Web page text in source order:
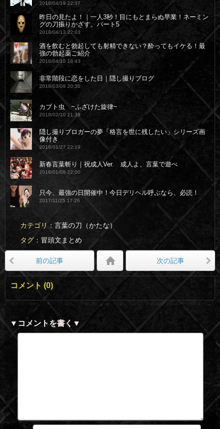
2018/04/19 22:37
昨日の見たよ！｜一人3秒！目にもとまらぬ早業！ネーミン
グの刀振りかざす。パート5
2018/04/13 22:03
酒を飲むと勃起しても射精できない？酔ってもイケる！最
強の勃起薬ご紹介
2018/04/10 18:43
非常階段に恋をした日｜隠し撮りブログ
2018/03/09 20:30
カブト虫 ~ふざけた旋律~
2018/02/10 21:39
隠し撮りブロガーの夢「格言を世に残したい」シリーズ画
像付き
2018/01/27 22:19
新春言葉斬り｜祝成人Ver. 成人よ、言葉で遊べ
2018/01/08 22:00
只今、最強の日開催中！今日デリヘル呼ぶなら、必読！
2017/11/25 17:26
カテゴリ
言葉の刀（かたな）
タグ
冒頭文まとめ
前の記事 次の記事
コメント 0
▼コメントを書く▼